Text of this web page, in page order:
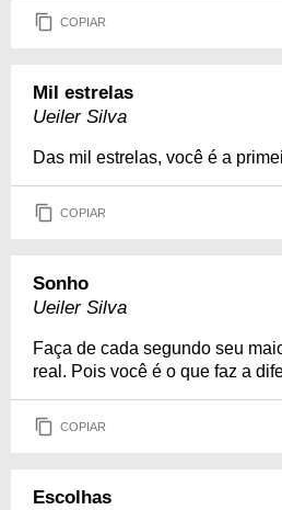
COPIAR
Mil estrelas
Ueiler Silva
Das mil estrelas, você é a
COPIAR
Sonho
Ueiler Silva
Faça de cada segundo seu
real. Pois você é o que faz a
COPIAR
Escolhas